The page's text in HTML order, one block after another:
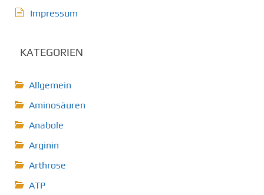
Impressum
KATEGORIEN
Allgemein
Aminosäuren
Anabole
Arginin
Arthrose
ATP